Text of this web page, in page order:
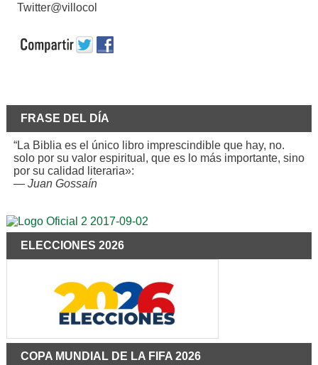
Twitter@villocol
FRASE DEL DÍA
“La Biblia es el único libro imprescindible que hay, no.
solo por su valor espiritual, que es lo más importante, sino
por su calidad literaria»:
— Juan Gossaín
ELECCIONES 2026
COPA MUNDIAL DE LA FIFA 2026